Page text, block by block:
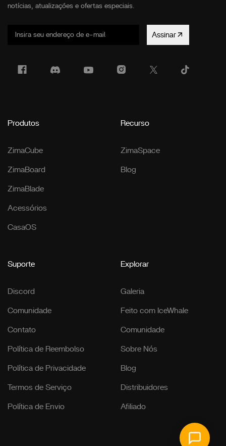
notícias, atualizações e ofertas especiais.
Assinar
Produtos
ZimaCube
ZimaBoard
ZimaBlade
Acessórios
CasaOS
Recurso
ZimaSpace
Blog
Suporte
Discord
Comunidade
Contato
Política de Reembolso
Política de Privacidade
Termos de Serviço
Política de Envio
Explorar
Galeria
Feito com IceWhale
Comunidade
Sobre Nós
Blog
Distribuidores
Afiliado